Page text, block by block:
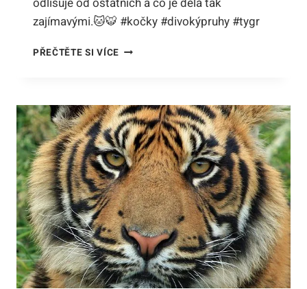
zajímavými.🐱🐯 #kočky #divokýpruhy #tygr
PŘEČTĚTE SI VÍCEKOČKA,
TYGR:
POHLED
DO
SVĚTA
KOČEK
S
DIVOKÝMI
PRUHY!